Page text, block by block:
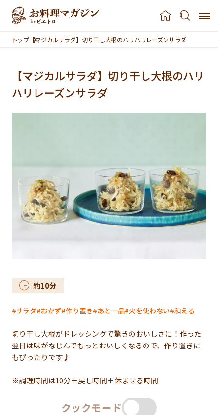
本文へスキップ
トップ 【マジカルサラダ】切り干し大根のハリハリレーズンサラダ
【マジカルサラダ】切り干し大根のハリ
ハリレーズンサラダ
約10分
サラダ おかず 作り置き あと一品 火を使わない 和える
切り干し大根がドレッシングで驚きのおいしさに！作った
翌日は味がなじんでもっとおいしくなるので、作り置きに
もぴったりです♪
※調理時間は10分＋戻し時間＋休ませる時間
クックモード